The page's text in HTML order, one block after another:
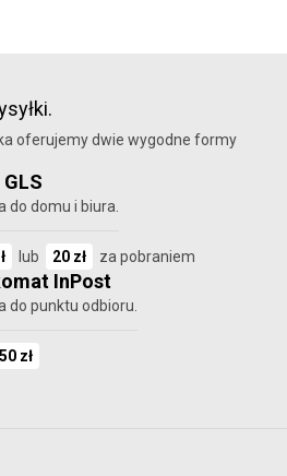
oferujemy dwie wygodne formy
do domu i biura.
lub 20 zł za pobraniem
InPost
do punktu odbioru.
zł